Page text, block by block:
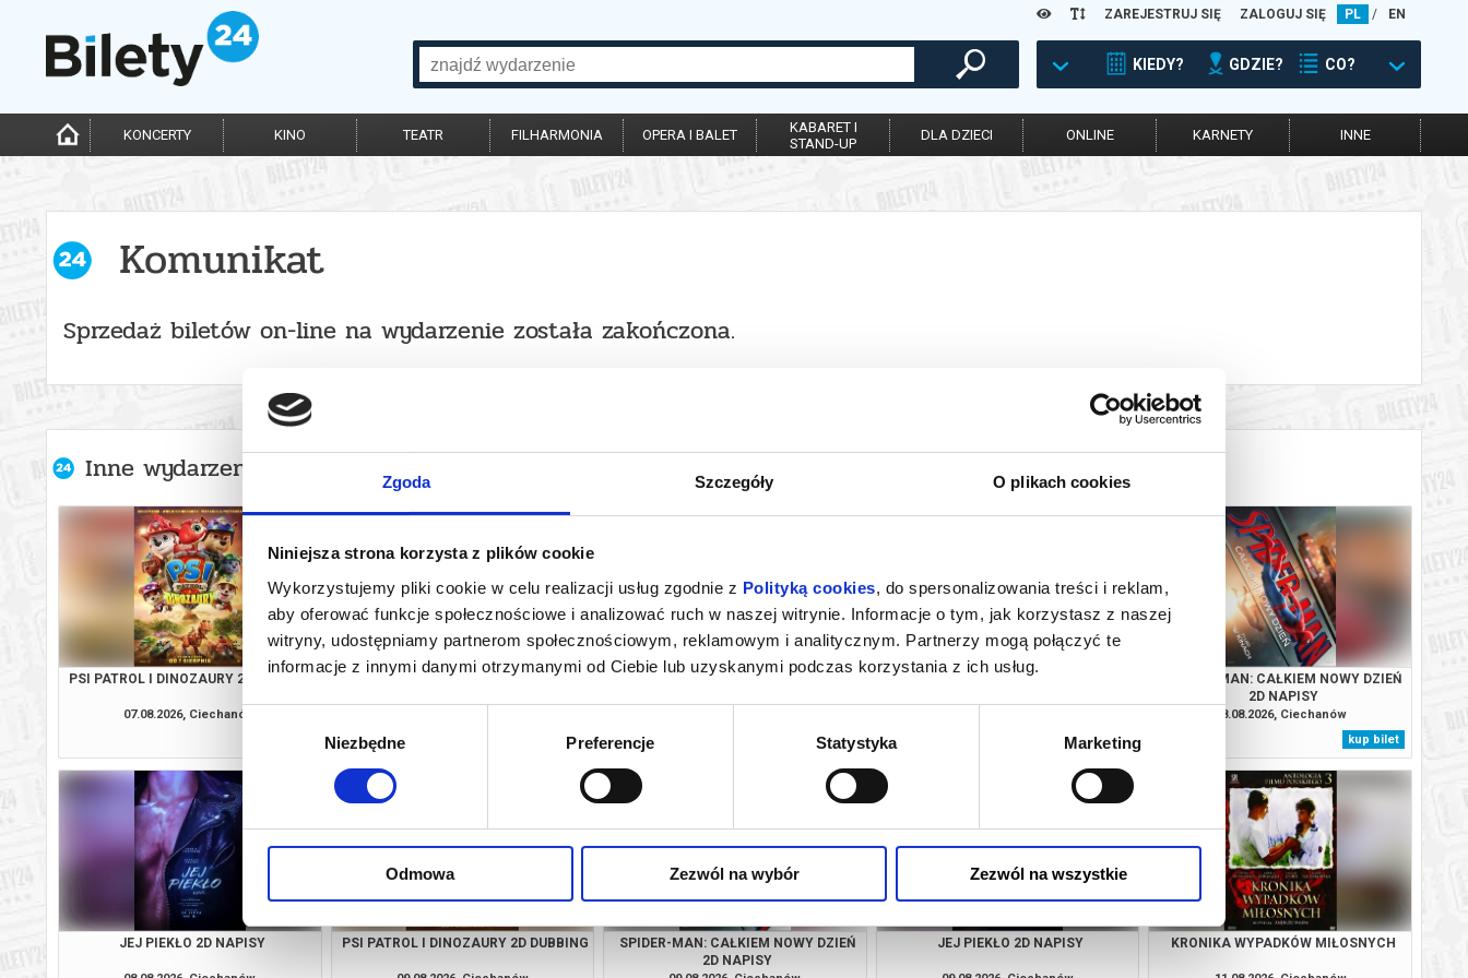
Zgoda Szczegóły O plikach cookies
Niniejsza strona korzysta z plików cookie
Wykorzystujemy pliki cookie w celu realizacji usług zgodnie z Polityką cookies, do spersonalizowania treści i reklam,
aby oferować funkcje społecznościowe i analizować ruch w naszej witrynie. Informacje o tym, jak korzystasz z naszej
witryny, udostępniamy partnerom społecznościowym, reklamowym i analitycznym. Partnerzy mogą połączyć te
informacje z innymi danymi otrzymanymi od Ciebie lub uzyskanymi podczas korzystania z ich usług.
Wybór
Niezbędne Preferencje Statystyka Marketing
Odmowa Zezwól na wybór Zezwól na wszystkie
ZAREJESTRUJ SIĘ ZALOGUJ SIĘ PL / EN
KIEDY? GDZIE? CO?
KONCERTY KINO TEATR FILHARMONIA OPERA I BALET
KABARET I
STAND-UP
DLA DZIECI ONLINE KARNETY INNE
Komunikat
Sprzedaż biletów on-line na wydarzenie została zakończona.
Inne wydarzenia organizatora
PSI PATROL I DINOZAURY 2D DUBBING
07.08.2026, Ciechanów
SPIDER-MAN: CAŁKIEM NOWY DZIEŃ
kup bilet
JEJ PIEKŁO 2D NAPISY
kup bilet
PSI PATROL I DINOZAURY 2D DUBBING
kup bilet
SPIDER-MAN: CAŁKIEM NOWY DZIEŃ
2D NAPISY
08.08.2026, Ciechanów
kup bilet
JEJ PIEKŁO 2D NAPISY PSI PATROL I DINOZAURY 2D DUBBING
SPIDER-MAN: CAŁKIEM NOWY DZIEŃ
2D NAPISY
JEJ PIEKŁO 2D NAPISY KRONIKA WYPADKÓW MIŁOSNYCH